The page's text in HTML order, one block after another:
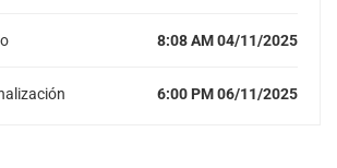
8:08 AM 04/11/2025
6:00 PM 06/11/2025